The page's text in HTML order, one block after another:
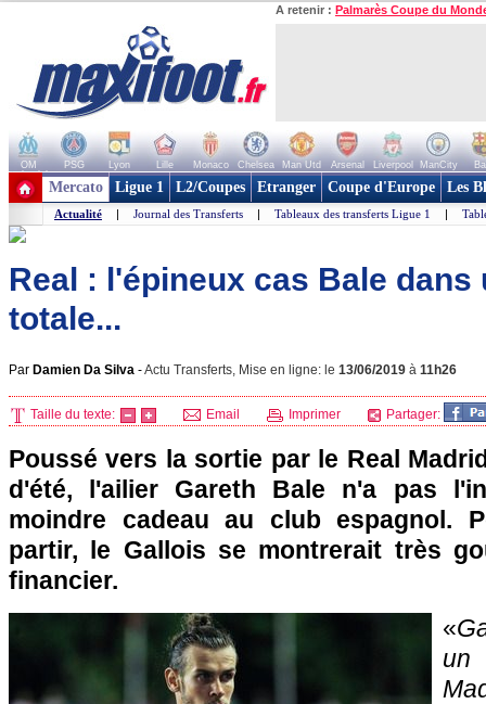
A retenir : Palmarès Coupe du
OM PSG Lyon Lille Monaco Chelsea Man Utd Arsenal Liverpool ManCity
+ de clubs
Mercato Ligue 1 L2/Coupes Etranger Coupe d'Europe Les
Actualité | Journal des Transferts | Tableaux des transferts Ligue 1 |
Real : l'épineux cas Bale dans
totale...
Par Damien Da Silva -Actu Transferts, Mise en ligne: le 13/06/2019 à 11h26
Taille du texte: Email Imprimer Partager:
Poussé vers la sortie par le Real
d'été, l'ailier Gareth Bale n'a pas
moindre cadeau au club espagnol.
partir, le Gallois se montrerait très
financier.
«